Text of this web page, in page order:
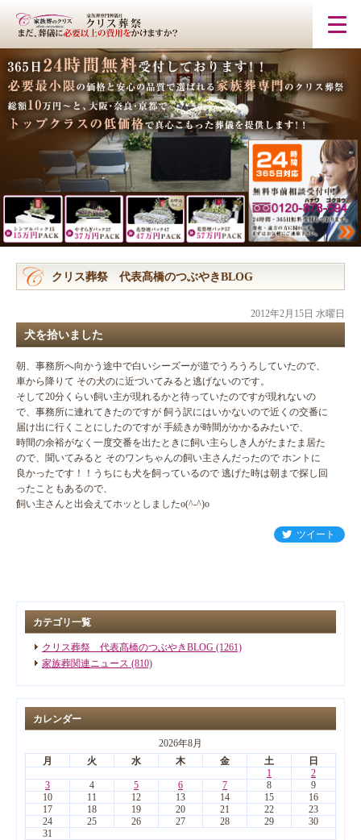
クリス葬祭 代表髙橋のつぶやきBLOG
2012年2月15日 水曜日
犬を拾いました
朝、事務所へ向かう途中で白いシーズーが道でうろうろしていたので、
車から降りて その犬のに近づいてみると逃げないのです。
そして20分くらい飼い主が現れるかと待っていたのですが現れないの
で、事務所に連れてきたのですが 飼う訳にはいかないので近くの交番に
届け出に行くことにしたのですが 手続きが時間がかかるみたいで、
時間の余裕がなく一度交番を出たときに飼い主らしき人がたまたま居た
ので、聞いてみると そのワンちゃんの飼い主さんだったので ホントに
良かったです！！うちにも犬を飼っているので 逃げた時は朝まで探し回
ったこともあるので、
飼い主さんと出会えてホッとしましたo(^-^)o
ツイート
カテゴリ一覧
クリス葬祭 代表髙橋のつぶやきBLOG (1261)
家族葬関連ニュース (810)
カレンダー
2026年8月
月
火 水 木 金 土
日
1
2
3
4 5 6 7 8
9
10
11 12 13 14 15
16
17
18 19 20 21 22
23
24
25 26 27 28 29
30
31